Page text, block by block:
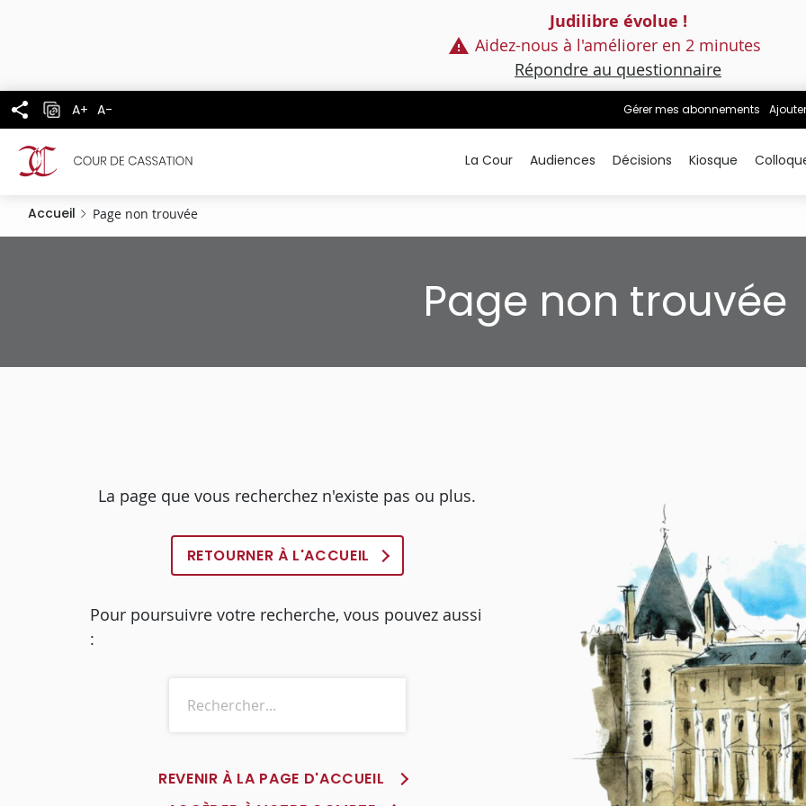
Judilibre évolue !
Aidez-nous à l'améliorer en 2 minutes
Répondre au questionnaire
A+ A- Gérer mes abonnements
La Cour Audiences Décisions Kiosque
Accueil Page non trouvée
Page non trouvée
La page que vous recherchez n'existe pas ou plus.
RETOURNER À L'ACCUEIL
Pour poursuivre votre recherche, vous pouvez aussi
:
REVENIR À LA PAGE D'ACCUEIL